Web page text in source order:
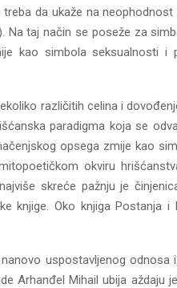
da ukaže na
taj način se poseže za
kao simbola seksualnosti i
različitih celina i
paradigma koja se
opsega zmije kao
okviru
skreće pažnju je
knjige. Oko knjiga Postanja
uspostavljenog odnosa
Arhanđel Mihail ubija aždaju